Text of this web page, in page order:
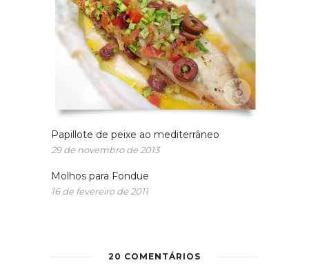
Papillote de peixe ao mediterrâneo
29 de novembro de 2013
Molhos para Fondue
16 de fevereiro de 2011
20 COMENTÁRIOS